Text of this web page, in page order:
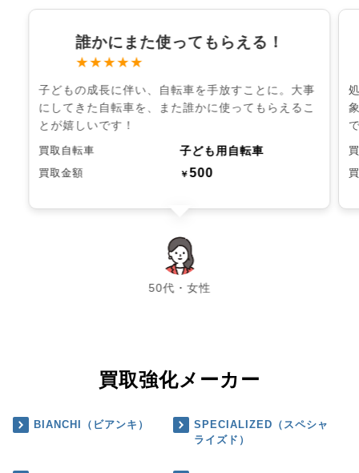
誰かにまた使ってもらえる！
★★★★★
子どもの成長に伴い、自転車を手放すことに。大事
にしてきた自転車を、また誰かに使ってもらえるこ
とが嬉しいです！
買取自転車 子ども用自転車
買取金額 ￥500
50代・女性
chevron_left chevron_right
買取強化メーカー
BIANCHI（ビアンキ）
SPECIALIZED（スペシャ
ライズド）